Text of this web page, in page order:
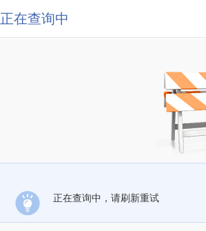
正在查询中
正在查询中，请刷新重试